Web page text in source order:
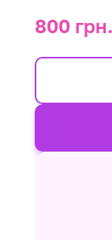
800 грн.